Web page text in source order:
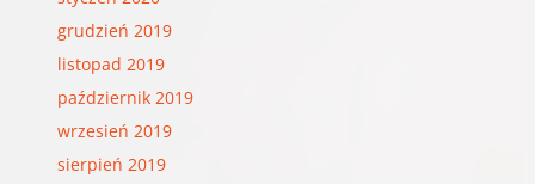
grudzień 2019
listopad 2019
październik 2019
wrzesień 2019
sierpień 2019